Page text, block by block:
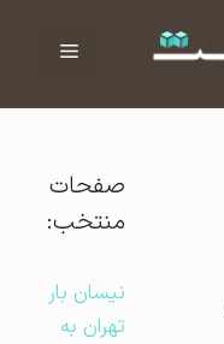
فهرست
صفحات
منتخب:
نیسان بار
تهران به